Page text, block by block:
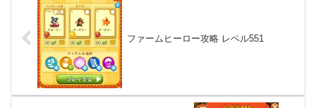
ファームヒーロー攻略 レベル551